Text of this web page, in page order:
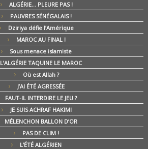
ALGÉRIE… PLEURE PAS !
PAUVRES SÉNÉGALAIS !
Dziriya défie l’Amérique
MAROC AU FINAL !
Sous menace islamiste
L’ALGÉRIE TAQUINE LE MAROC
Où est Allah ?
J’AI ÉTÉ AGRESSÉE
FAUT-IL INTERDIRE LE JEU ?
JE SUIS ACHRAF HAKIMI
MÉLENCHON BALLON D’OR
PAS DE CLIM !
L’ÉTÉ ALGÉRIEN